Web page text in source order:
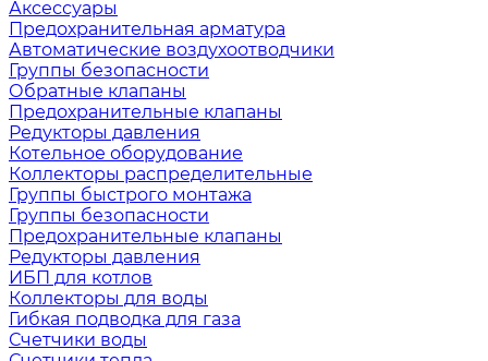
Аксессуары
Предохранительная арматура
Автоматические воздухоотводчики
Группы безопасности
Обратные клапаны
Предохранительные клапаны
Редукторы давления
Котельное оборудование
Коллекторы распределительные
Группы быстрого монтажа
Группы безопасности
Предохранительные клапаны
Редукторы давления
ИБП для котлов
Коллекторы для воды
Гибкая подводка для газа
Счетчики воды